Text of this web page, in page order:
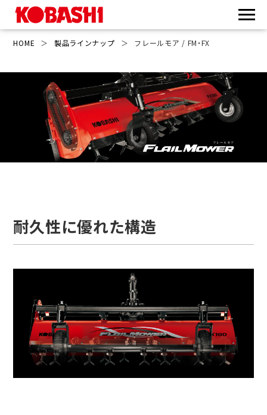
HOME ＞ 製品ラインナップ ＞ フレールモア / FM・FX
耐久性に優れた構造